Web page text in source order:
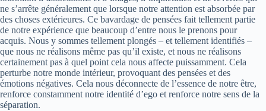
ne s’arrête généralement que lorsque notre attention est absorbée par
des choses extérieures. Ce bavardage de pensées fait tellement partie
de notre expérience que beaucoup d’entre nous le prenons pour
acquis. Nous y sommes tellement plongés – et tellement identifiés –
que nous ne réalisons même pas qu’il existe, et nous ne réalisons
certainement pas à quel point cela nous affecte puissamment. Cela
perturbe notre monde intérieur, provoquant des pensées et des
émotions négatives. Cela nous déconnecte de l’essence de notre être,
renforce constamment notre identité d’ego et renforce notre sens de la
séparation.